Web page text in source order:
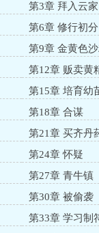
第3章 拜入云家
第6章 修行初分
第9章 金黄色
第12章 贩卖黄
第15章 培育幼
第18章 合谋
第21章 买齐丹
第24章 怀疑
第27章 青牛镇
第30章 被偷袭
第33章 学习制